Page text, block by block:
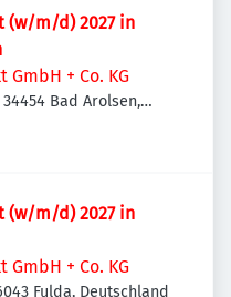
(w/m/d) 2027 in
+ Co. KG
Bad Arolsen,
(w/m/d) 2027 in
+ Co. KG
Fulda, Deutschland